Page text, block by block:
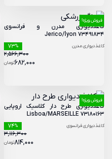
فروش ویژه!
کاغذدیواری مدرن و فرانسوی
Jerico/lyon 73491834
کاغذدیواری مدرن %
73
2,566,300
تومان682,000
فروش ویژه!
کاغذدیواری طرح دار کلاسیک اروپایی
73180163 Lisboa/MARSEILLE
کاغذدیواری فرانسوی %
74
3,116,300
تومان814,000